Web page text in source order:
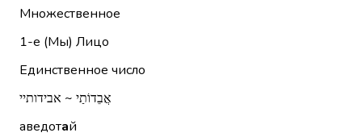
Множественное
1-е (Мы) Лицо
Единственное число
אֲבֵדוֹתַי ~ אבידותיי
аведотай